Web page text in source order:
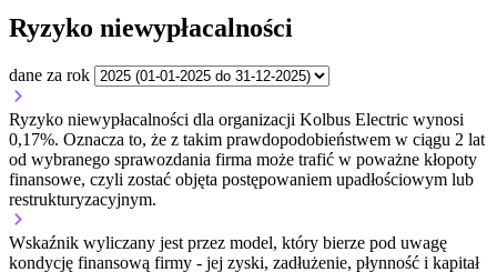
Ryzyko niewypłacalności
dane za rok
Ryzyko niewypłacalności dla organizacji Kolbus Electric wynosi
0,17%. Oznacza to, że z takim prawdopodobieństwem w ciągu 2 lat
od wybranego sprawozdania firma może trafić w poważne kłopoty
finansowe, czyli zostać objęta postępowaniem upadłościowym lub
restrukturyzacyjnym.
Wskaźnik wyliczany jest przez model, który bierze pod uwagę
kondycję finansową firmy - jej zyski, zadłużenie, płynność i kapitał